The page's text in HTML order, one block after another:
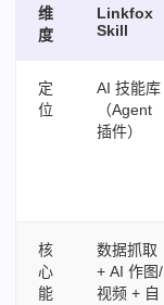
维
度
Linkfox
Skill
定
位
AI 技能库
（Agent
插件）
核
心
能
数据抓取
+ AI 作图/
视频 + 自